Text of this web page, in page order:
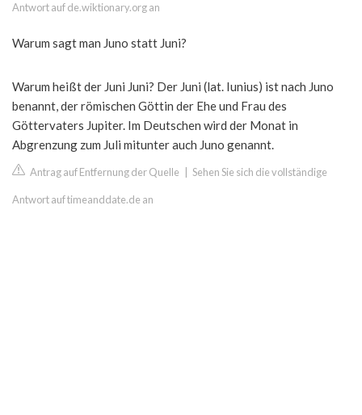
Antwort auf de.wiktionary.org an
Warum sagt man Juno statt Juni?
Warum heißt der Juni Juni? Der Juni (lat. Iunius) ist nach Juno
benannt, der römischen Göttin der Ehe und Frau des
Göttervaters Jupiter. Im Deutschen wird der Monat in
Abgrenzung zum Juli mitunter auch Juno genannt.
Antrag auf Entfernung der Quelle Sehen Sie sich die vollständige
Antwort auf timeanddate.de an